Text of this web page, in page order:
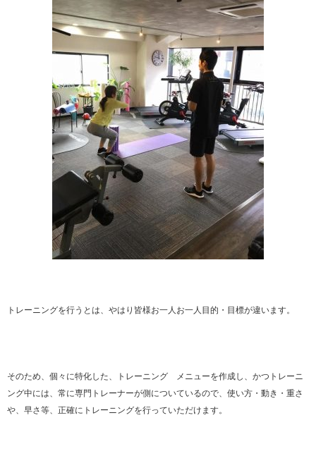
トレーニングを行うとは、やはり皆様お一人お一人目的・目標が違います。
そのため、個々に特化した、トレーニング メニューを作成し、かつトレーニ
ング中には、常に専門トレーナーが側についているので、使い方・動き・重さ
や、早さ等、正確にトレーニングを行っていただけます。